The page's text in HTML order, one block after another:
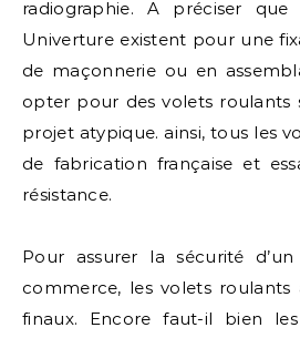
radiographie. A préciser
Univerture existent pour une
de maçonnerie ou en
opter pour des volets roulants
projet atypique. ainsi, tous les
de fabrication française et
résistance.
Pour assurer la sécurité
commerce, les volets roulants
finaux. Encore faut-il bien